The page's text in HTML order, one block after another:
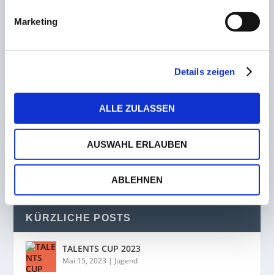
Marketing
Details zeigen
ALLE ZULASSEN
AUSWAHL ERLAUBEN
ABLEHNEN
Kindertag beim 1. FC Saarbrücken im Heimspiel
gegen den VfL Osnabrück
Zusammenarbeit mit seinen Trainern fort
KÜRZLICHE POSTS
TALENTS CUP 2023
Mai 15, 2023 | Jugend